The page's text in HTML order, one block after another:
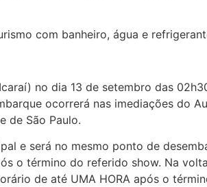
com banheiro, água e
no dia 13 de setembro das
ocorrerá nas imediações do
de São Paulo.
e será no mesmo ponto de
o término do referido show. Na
de até UMA HORA após o